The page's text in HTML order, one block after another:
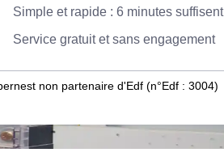
Simple et rapide : 6 minutes suffisent
Service gratuit et sans engagement
non partenaire d'Edf (n°Edf : 3004)